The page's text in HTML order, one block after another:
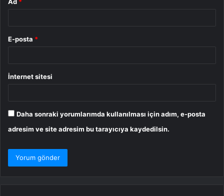
E-posta *
İnternet sitesi
Daha sonraki yorumlarımda kullanılması için adım, e-posta
adresim ve site adresim bu tarayıcıya kaydedilsin.